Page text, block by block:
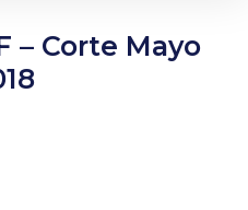
– Corte Mayo